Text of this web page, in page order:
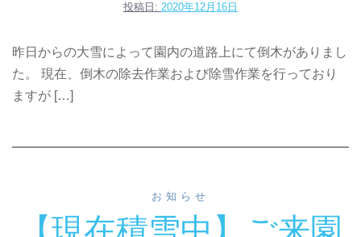
投稿日: 2020年12月16日
昨日からの大雪によって園内の道路上にて倒木がありまし
た。 現在、倒木の除去作業および除雪作業を行っており
ますが […]
お知らせ
【現在積雪中】ご来園